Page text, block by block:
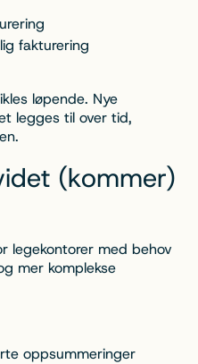
fakturering
løpende. Nye
legges til over tid,
(kommer)
legekontorer med behov
mer komplekse
oppsummeringer